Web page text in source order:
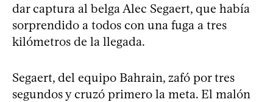
dar captura al belga Alec Segaert, que había
sorprendido a todos con una fuga a tres
kilómetros de la llegada.
Segaert, del equipo Bahrain, zafó por tres
segundos y cruzó primero la meta. El malón